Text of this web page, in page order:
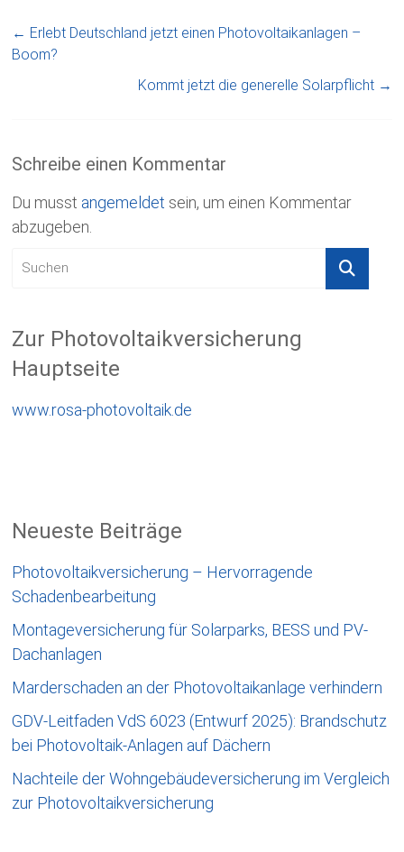
← Erlebt Deutschland jetzt einen Photovoltaikanlagen –
Boom?
Kommt jetzt die generelle Solarpflicht →
Schreibe einen Kommentar
Du musst angemeldet sein, um einen Kommentar
abzugeben.
Zur Photovoltaikversicherung
Hauptseite
www.rosa-photovoltaik.de
Neueste Beiträge
Photovoltaikversicherung – Hervorragende
Schadenbearbeitung
Montageversicherung für Solarparks, BESS und PV-
Dachanlagen
Marderschaden an der Photovoltaikanlage verhindern
GDV-Leitfaden VdS 6023 (Entwurf 2025): Brandschutz
bei Photovoltaik-Anlagen auf Dächern
Nachteile der Wohngebäudeversicherung im Vergleich
zur Photovoltaikversicherung